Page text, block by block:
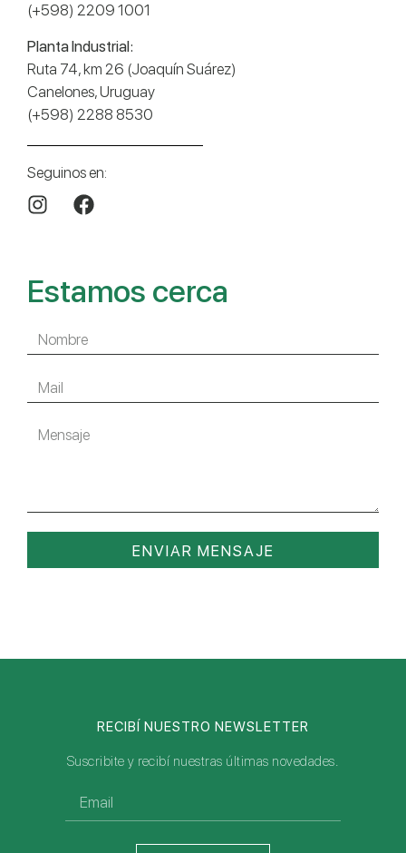
(+598) 2209 1001
Planta Industrial:
Ruta 74, km 26 (Joaquín Suárez)
Canelones, Uruguay
(+598) 2288 8530
Seguinos en:
Estamos cerca
ENVIAR MENSAJE
RECIBÍ NUESTRO NEWSLETTER
Suscribite y recibí nuestras últimas novedades.